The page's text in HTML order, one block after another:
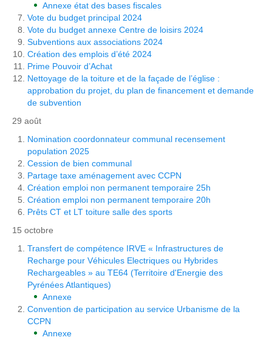
Annexe état des bases fiscales
Vote du budget principal 2024
Vote du budget annexe Centre de loisirs 2024
Subventions aux associations 2024
Création des emplois d’été 2024
Prime Pouvoir d’Achat
Nettoyage de la toiture et de la façade de l’église :
approbation du projet, du plan de financement et demande
de subvention
29 août
Nomination coordonnateur communal recensement
population 2025
Cession de bien communal
Partage taxe aménagement avec CCPN
Création emploi non permanent temporaire 25h
Création emploi non permanent temporaire 20h
Prêts CT et LT toiture salle des sports
15 octobre
Transfert de compétence IRVE « Infrastructures de
Recharge pour Véhicules Electriques ou Hybrides
Rechargeables » au TE64 (Territoire d'Energie des
Pyrénées Atlantiques)
Annexe
Convention de participation au service Urbanisme de la
CCPN
Annexe